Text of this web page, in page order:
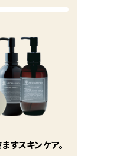
すスキンケア。